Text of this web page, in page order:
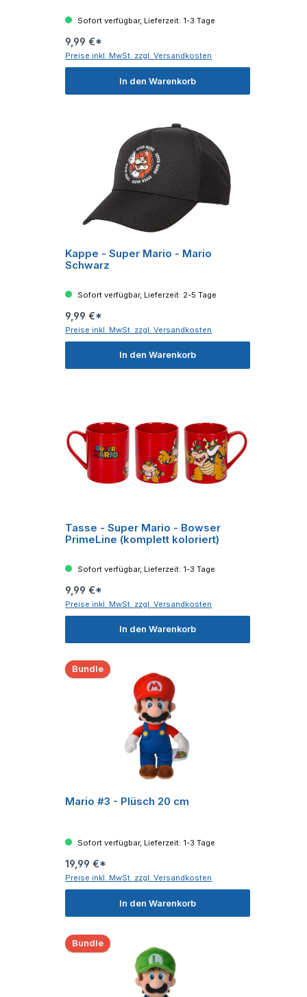
Sofort verfügbar, Lieferzeit: 1-3 Tage
9,99 €*
Preise inkl. MwSt. zzgl. Versandkosten
In den Warenkorb
Kappe - Super Mario - Mario
Schwarz
Sofort verfügbar, Lieferzeit: 2-5 Tage
9,99 €*
Preise inkl. MwSt. zzgl. Versandkosten
In den Warenkorb
Tasse - Super Mario - Bowser
PrimeLine (komplett koloriert)
Sofort verfügbar, Lieferzeit: 1-3 Tage
9,99 €*
Preise inkl. MwSt. zzgl. Versandkosten
In den Warenkorb
Bundle
Mario #3 - Plüsch 20 cm
Sofort verfügbar, Lieferzeit: 1-3 Tage
19,99 €*
Preise inkl. MwSt. zzgl. Versandkosten
In den Warenkorb
Bundle